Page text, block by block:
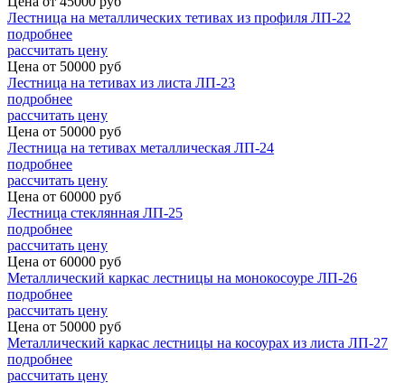
Лестница на металлических тетивах из профиля ЛП-22
подробнее
рассчитать цену
Цена от 50000 руб
Лестница на тетивах из листа ЛП-23
подробнее
рассчитать цену
Цена от 50000 руб
Лестница на тетивах металлическая ЛП-24
подробнее
рассчитать цену
Цена от 60000 руб
Лестница стеклянная ЛП-25
подробнее
рассчитать цену
Цена от 60000 руб
Металлический каркас лестницы на монокосоуре ЛП-26
подробнее
рассчитать цену
Цена от 50000 руб
Металлический каркас лестницы на косоурах из листа ЛП-27
подробнее
рассчитать цену